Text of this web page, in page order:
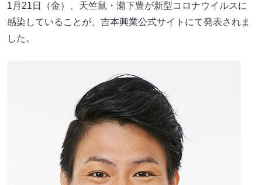
1月21日（金）、天竺鼠・瀬下豊が新型コロナウイルスに
感染していることが、吉本興業公式サイトにて発表されま
した。